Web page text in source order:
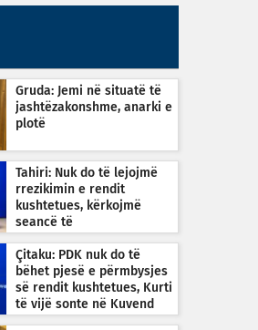
Gruda: Jemi në situatë të
jashtëzakonshme, anarki e
plotë
Tahiri: Nuk do të lejojmë
rrezikimin e rendit
kushtetues, kërkojmë
seancë të
orën 22:30
Çitaku: PDK nuk do të
bëhet pjesë e përmbysjes
së rendit kushtetues, Kurti
të vijë sonte në Kuvend